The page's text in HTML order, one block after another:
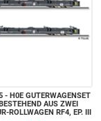
- H0E GÜTERWAGENSET
AUS ZWEI
ROLLWAGEN RF4, EP. III